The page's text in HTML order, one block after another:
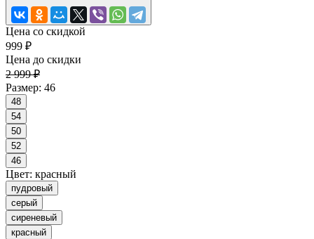
Цена со скидкой
999 ₽
Цена до скидки
2 999 ₽
Размер: 46
48
54
50
52
46
Цвет: красный
пудровый
серый
сиреневый
красный